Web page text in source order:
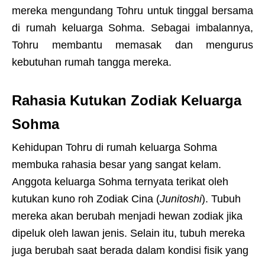
mereka mengundang Tohru untuk tinggal bersama
di rumah keluarga Sohma. Sebagai imbalannya,
Tohru membantu memasak dan mengurus
kebutuhan rumah tangga mereka.
Rahasia Kutukan Zodiak Keluarga
Sohma
Kehidupan Tohru di rumah keluarga Sohma
membuka rahasia besar yang sangat kelam.
Anggota keluarga Sohma ternyata terikat oleh
kutukan kuno roh Zodiak Cina (Junitoshi). Tubuh
mereka akan berubah menjadi hewan zodiak jika
dipeluk oleh lawan jenis. Selain itu, tubuh mereka
juga berubah saat berada dalam kondisi fisik yang